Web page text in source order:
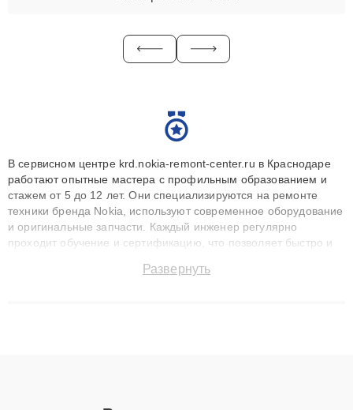
В сервисном центре krd.nokia-remont-center.ru в Краснодаре
работают опытные мастера с профильным образованием и
стажем от 5 до 12 лет. Они специализируются на ремонте
техники бренда Nokia, используют современное оборудование
и оригинальные запчасти. Каждый инженер регулярно
проходит обучение и сертификацию, что позволяет быстро и
сохранением гарантии до 3 лет. Наши мастера решают
Развернуть